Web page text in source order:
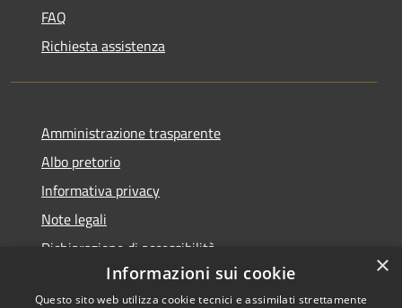
FAQ
Richiesta assistenza
Amministrazione trasparente
Albo pretorio
Informativa privacy
Note legali
Dichiarazione di accessibilità
×
Informazioni sui cookie
Questo sito web utilizza cookie tecnici e assimilati strettamente